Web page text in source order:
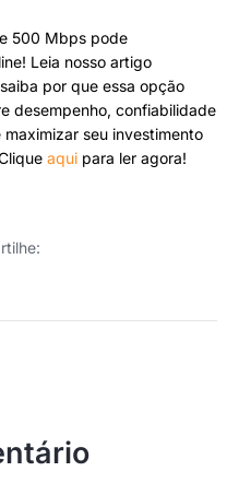
500 Mbps pode
Leia nosso artigo
por que essa opção
desempenho, confiabilidade
seu investimento
aqui para ler agora!